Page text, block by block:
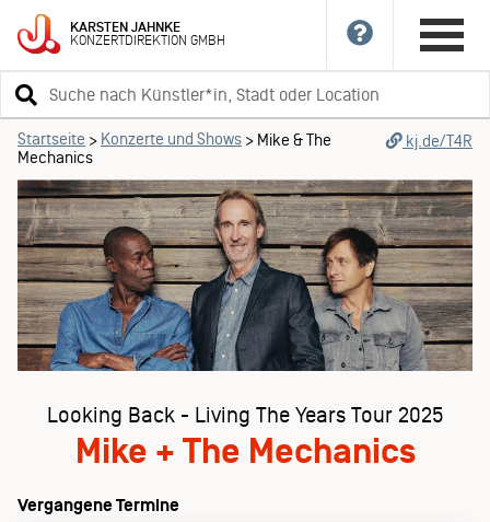
KARSTENJAHNKE
KONZERTDIREKTIONGMBH
Suchbegriff
eingeben
Startseite > Konzerte und Shows > Mike & The
Mechanics
kj.de/T4R
Looking Back - Living The Years Tour 2025
Mike + The Mechanics
Vergangene Termine